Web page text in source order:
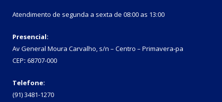
Atendimento de segunda a sexta de 08:00 as 13:00
Presencial:
Av General Moura Carvalho, s/n – Centro – Primavera-pa
CEP: 68707-000
Telefone:
(91) 3481-1270